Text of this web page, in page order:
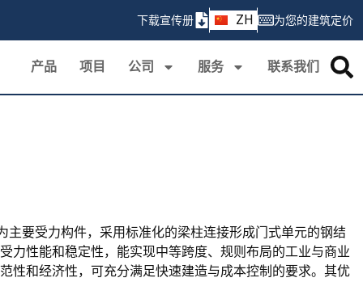
下载宣传册 ZH
PT
为您的建筑定价
产品 项目 公司 服务 联系我们
主要受力构件，采用标准化的梁柱连接形成门式单元的钢结
力性能和稳定性，能实现中等跨度、规则布局的工业与商业
性和经济性，可充分满足快速建造与成本控制的要求。其优